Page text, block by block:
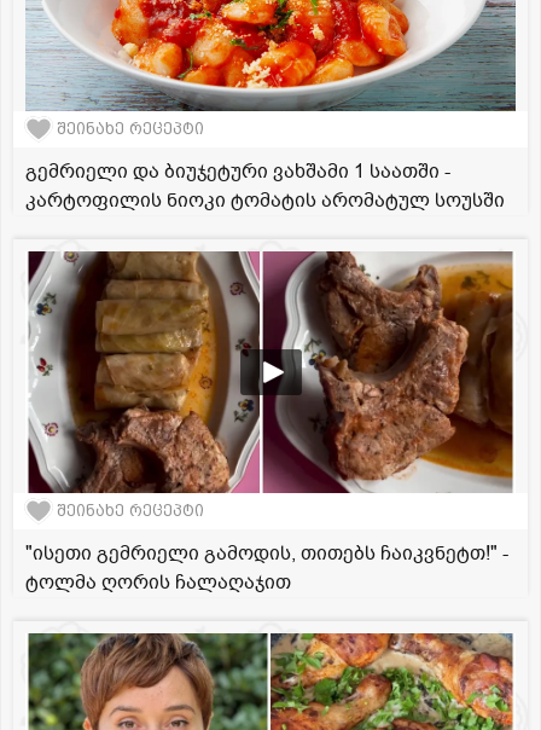
შეინახე რეცეპტი
გემრიელი და ბიუჯეტური ვახშამი 1 საათში -
კარტოფილის ნიოკი ტომატის არომატულ სოუსში
შეინახე რეცეპტი
"ისეთი გემრიელი გამოდის, თითებს ჩაიკვნეტთ!" -
ტოლმა ღორის ჩალაღაჯით